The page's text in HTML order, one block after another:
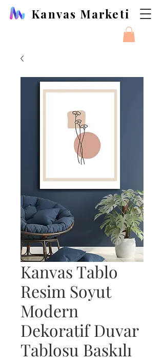
Kanvas Marketi
Kanvas Tablo
Resim Soyut
Modern
Dekoratif Duvar
Tablosu Baskılı